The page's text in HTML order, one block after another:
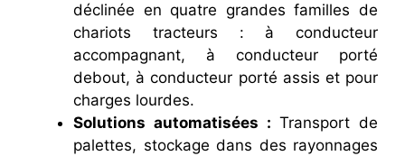
déclinée en quatre grandes familles de
chariots tracteurs : à conducteur
accompagnant, à conducteur porté
debout, à conducteur porté assis et pour
charges lourdes.
Solutions automatisées : Transport de
palettes, stockage dans des rayonnages